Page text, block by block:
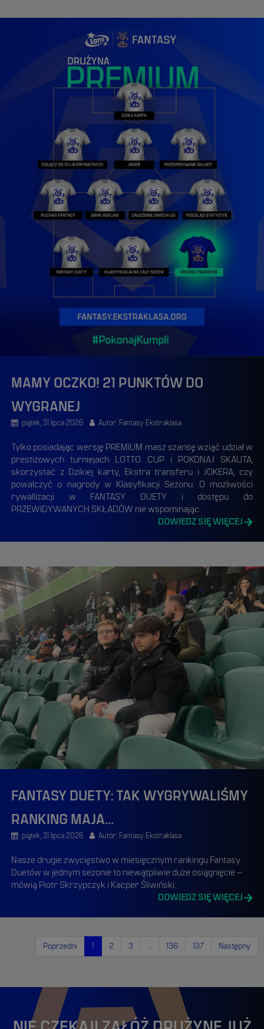
MAMY OCZKO! 21 PUNKTÓW DO
WYGRANEJ
piątek, 31 lipca 2026 Autor: Fantasy Ekstraklasa
Tylko posiadając wersję PREMIUM masz szansę wziąć udział w
prestiżowych turniejach LOTTO CUP i POKONAJ SKAUTA,
skorzystać z Dzikiej karty, Ekstra transferu i JOKERA, czy
powalczyć o nagrody w Klasyfikacji Sezonu. O możliwości
rywallizacji w FANTASY DUETY i dostępu do
PRZEWIDYWANYCH SKŁADÓW nie wspominając.
DOWIEDZ SIĘ WIĘCEJ
FANTASY DUETY: TAK WYGRYWALIŚMY
RANKING MAJA…
piątek, 31 lipca 2026 Autor: Fantasy Ekstraklasa
Nasze drugie zwycięstwo w miesięcznym rankingu Fantasy
Duetów w jednym sezonie to niewątpliwie duże osiągnięcie –
mówią Piotr Skrzypczyk i Kacper Śliwiński.
DOWIEDZ SIĘ WIĘCEJ
Poprzedni 2 3 ... 136 137 Następny